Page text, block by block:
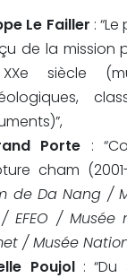
Le Failler :
de la mission
siècle
Porte :
cham
de Da Nang /
EFEO /
/ Musée
Poujol: “Du